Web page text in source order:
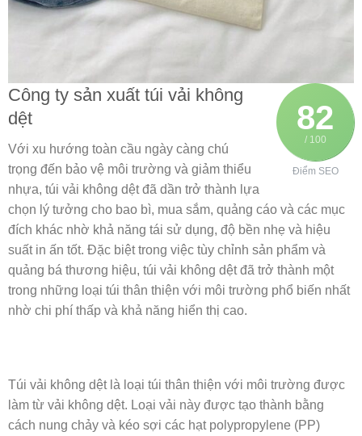
82
/ 100
Điểm SEO
Công ty sản xuất túi vải không
dệt
Với xu hướng toàn cầu ngày càng chú
trọng đến bảo vệ môi trường và giảm thiểu
nhựa, túi vải không dệt đã dần trở thành lựa
chọn lý tưởng cho bao bì, mua sắm, quảng cáo và các mục
đích khác nhờ khả năng tái sử dụng, độ bền nhẹ và hiệu
suất in ấn tốt. Đặc biệt trong việc tùy chỉnh sản phẩm và
quảng bá thương hiệu, túi vải không dệt đã trở thành một
trong những loại túi thân thiện với môi trường phổ biến nhất
nhờ chi phí thấp và khả năng hiển thị cao.
Túi vải không dệt là loại túi thân thiện với môi trường được
làm từ vải không dệt. Loại vải này được tạo thành bằng
cách nung chảy và kéo sợi các hạt polypropylene (PP)